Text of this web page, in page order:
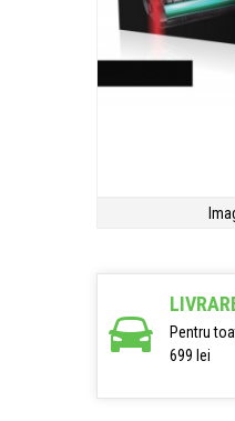
Pentru
699 lei